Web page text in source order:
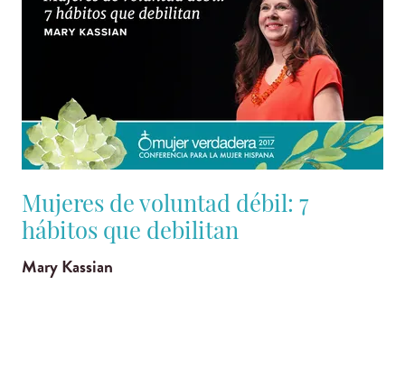
Mujeres de voluntad débil: 7
hábitos que debilitan
Mary Kassian